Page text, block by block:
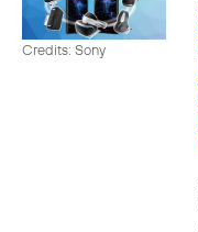
Credits: Sony